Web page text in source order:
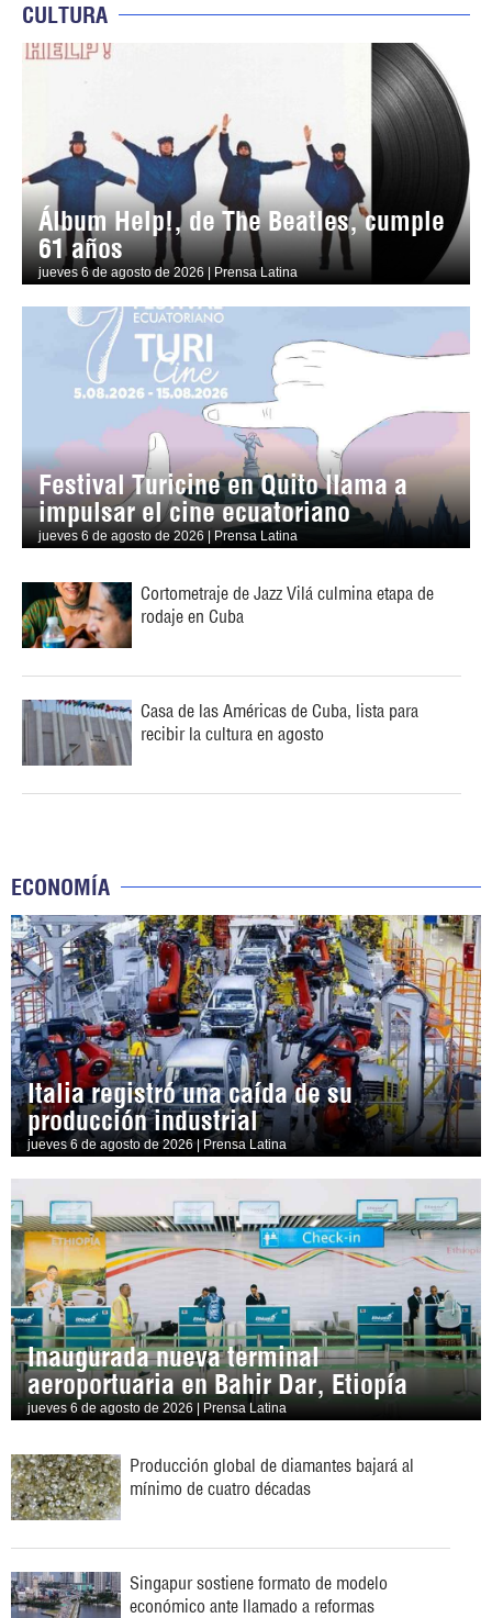
CULTURA
Álbum Help!, de The Beatles, cumple
61 años
jueves 6 de agosto de 2026 | Prensa Latina
Festival Turicine en Quito llama a
impulsar el cine ecuatoriano
jueves 6 de agosto de 2026 | Prensa Latina
Cortometraje de Jazz Vilá culmina etapa de
rodaje en Cuba
Casa de las Américas de Cuba, lista para
recibir la cultura en agosto
ECONOMÍA
Italia registró una caída de su
producción industrial
jueves 6 de agosto de 2026 | Prensa Latina
Inaugurada nueva terminal
aeroportuaria en Bahir Dar, Etiopía
jueves 6 de agosto de 2026 | Prensa Latina
Producción global de diamantes bajará al
mínimo de cuatro décadas
Singapur sostiene formato de modelo
económico ante llamado a reformas